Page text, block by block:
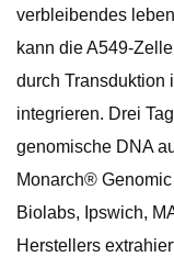
verbleibendes
kann die A549-
durch Transduktion
integrieren. Drei
genomische DNA
Monarch®
Biolabs, Ipswich,
Herstellers